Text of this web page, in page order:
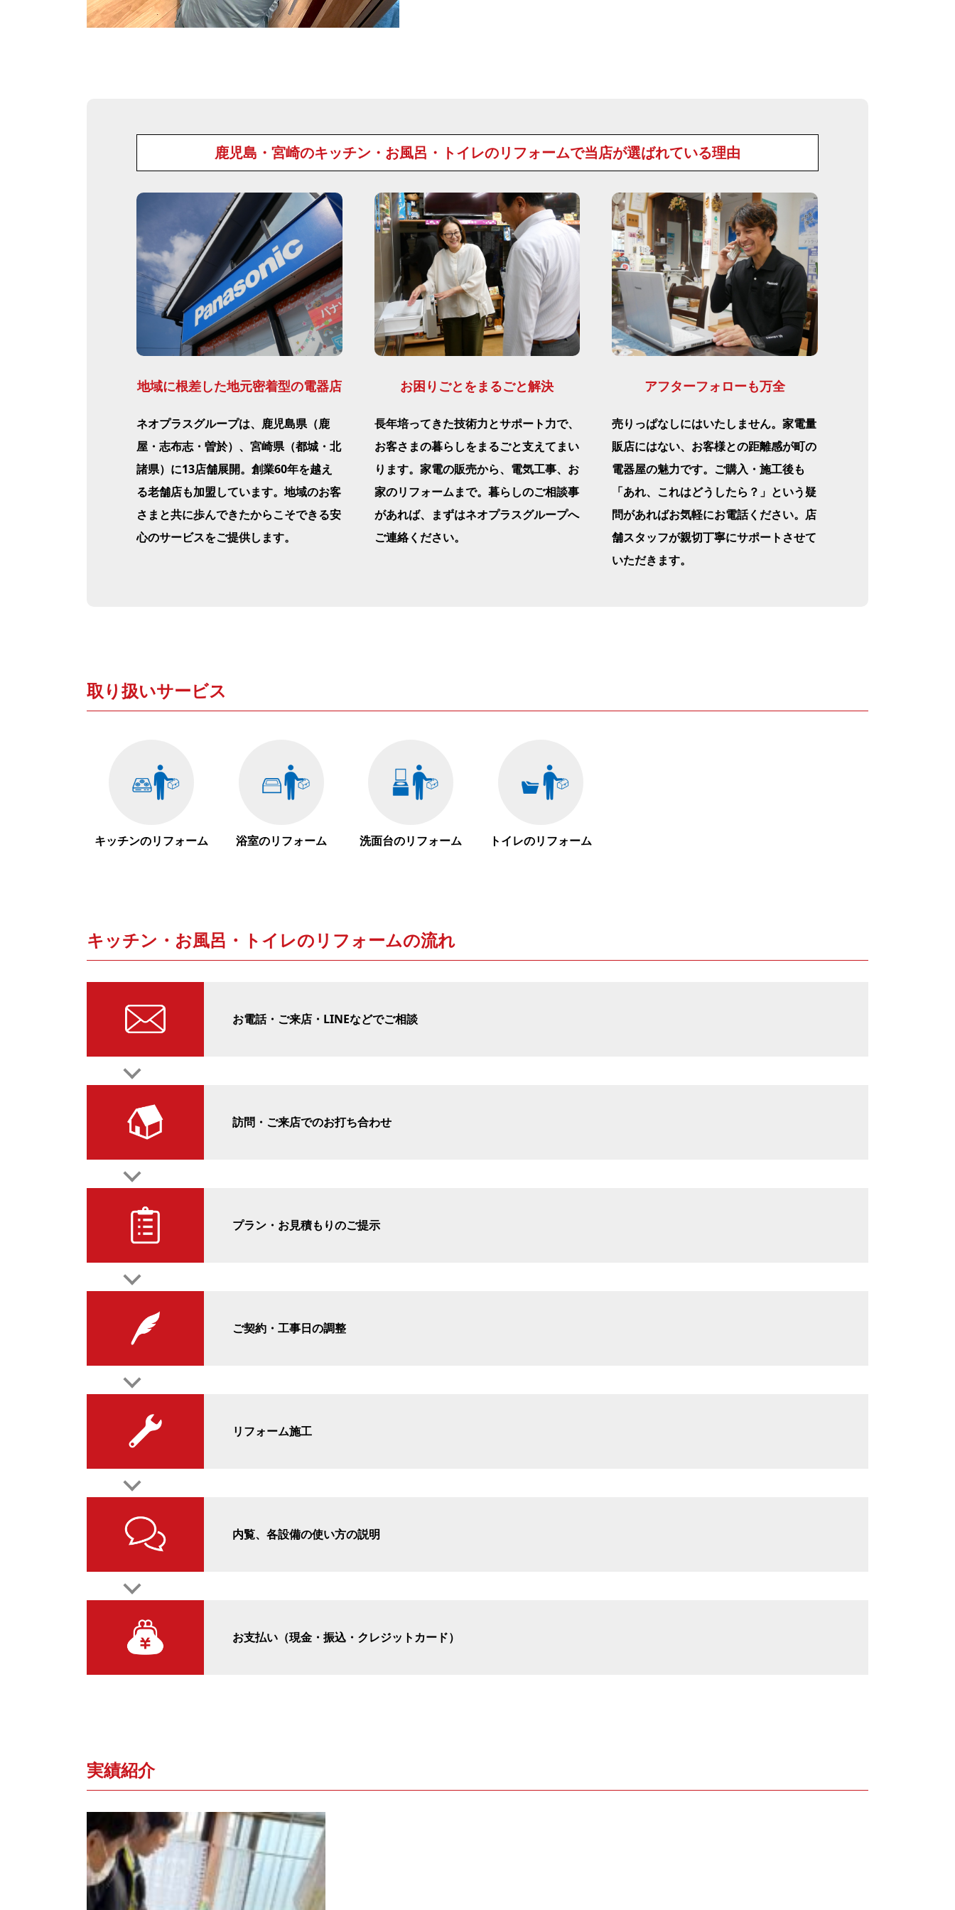
鹿児島・宮崎のキッチン・お風呂・トイレのリフォームで当店が選ばれている理由
地域に根差した地元密着型の電器店
ネオプラスグループは、鹿児島県（鹿
屋・志布志・曽於）、宮崎県（都城・北
諸県）に13店舗展開。創業60年を越え
る老舗店も加盟しています。地域のお客
さまと共に歩んできたからこそできる安
心のサービスをご提供します。
お困りごとをまるごと解決
長年培ってきた技術力とサポート力で、
お客さまの暮らしをまるごと支えてまい
ります。家電の販売から、電気工事、お
家のリフォームまで。暮らしのご相談事
があれば、まずはネオプラスグループへ
ご連絡ください。
アフターフォローも万全
売りっぱなしにはいたしません。家電量
販店にはない、お客様との距離感が町の
電器屋の魅力です。ご購入・施工後も
「あれ、これはどうしたら？」という疑
問があればお気軽にお電話ください。店
舗スタッフが親切丁寧にサポートさせて
いただきます。
取り扱いサービス
キッチンのリフォーム 浴室のリフォーム 洗面台のリフォーム トイレのリフォーム
キッチン・お風呂・トイレのリフォームの流れ
お電話・ご来店・LINEなどでご相談
訪問・ご来店でのお打ち合わせ
プラン・お見積もりのご提示
ご契約・工事日の調整
リフォーム施工
内覧、各設備の使い方の説明
お支払い（現金・振込・クレジットカード）
実績紹介